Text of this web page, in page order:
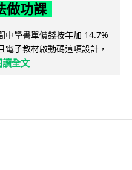
做功課
中學書單價錢按年加 14.7%
子教材啟動碼這項設計，
讀全文